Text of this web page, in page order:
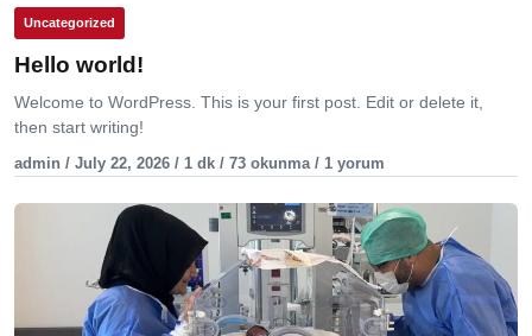
Uncategorized
Hello world!
Welcome to WordPress. This is your first post. Edit or delete it,
then start writing!
admin / July 22, 2026 / 1 dk / 73 okunma / 1 yorum